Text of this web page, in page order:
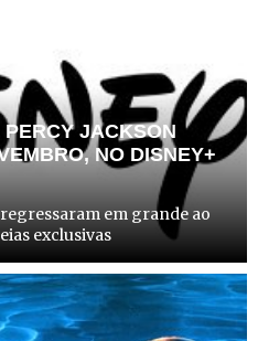
PERCY JACKSON
NO DISNEY+
em grande ao
exclusivas